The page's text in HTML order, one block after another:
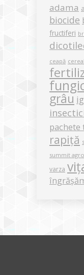
adama
biocide
fructiferi
ceapă
grâu
rapiță
summit agro
varza